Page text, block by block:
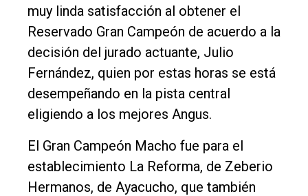
muy linda satisfacción al obtener el
Reservado Gran Campeón de acuerdo a la
decisión del jurado actuante, Julio
Fernández, quien por estas horas se está
desempeñando en la pista central
eligiendo a los mejores Angus.
El Gran Campeón Macho fue para el
establecimiento La Reforma, de Zeberio
Hermanos, de Ayacucho, que también